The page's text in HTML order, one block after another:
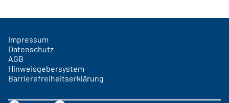
Impressum
Datenschutz
AGB
Hinweisgebersystem
Barrierefreiheitserklärung